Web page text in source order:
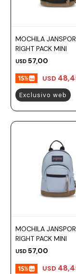
MOCHILA
RIGHT PACK MINI
USD 57,00
USD
Exclusivo web
MOCHILA
RIGHT PACK MINI
USD 57,00
USD